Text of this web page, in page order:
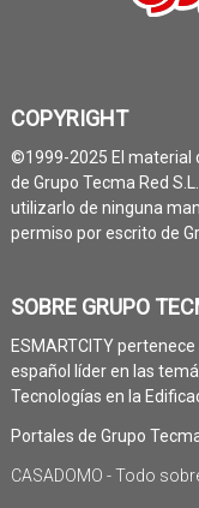
COPYRIGHT
©1999-2025 El material
de Grupo Tecma Red
utilizarlo de ninguna
permiso por escrito de
SOBRE GRUPO
ESMARTCITY pertenece
español líder en las
Tecnologías en la
Portales de Grupo
CASADOMO - Todo